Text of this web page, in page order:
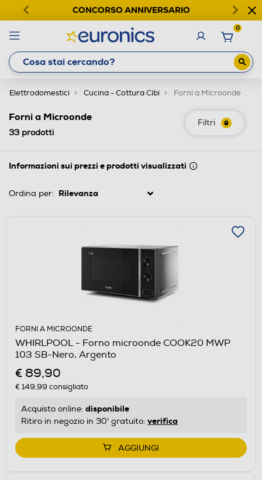
CONCORSO ANNIVERSARIO
0
Elettrodomestici Cucina - Cottura Cibi Forni a Microonde
Filtri 9
Forni a Microonde
33prodotti
Informazioni sui prezzi e prodotti visualizzati
Ordina per:
FORNI A MICROONDE
WHIRLPOOL - Forno microonde COOK20 MWP
103 SB-Nero, Argento
€ 89,90
€ 149,99 consigliato
Acquisto online: disponibile
Ritiro in negozio in 30' gratuito: verifica
AGGIUNGI